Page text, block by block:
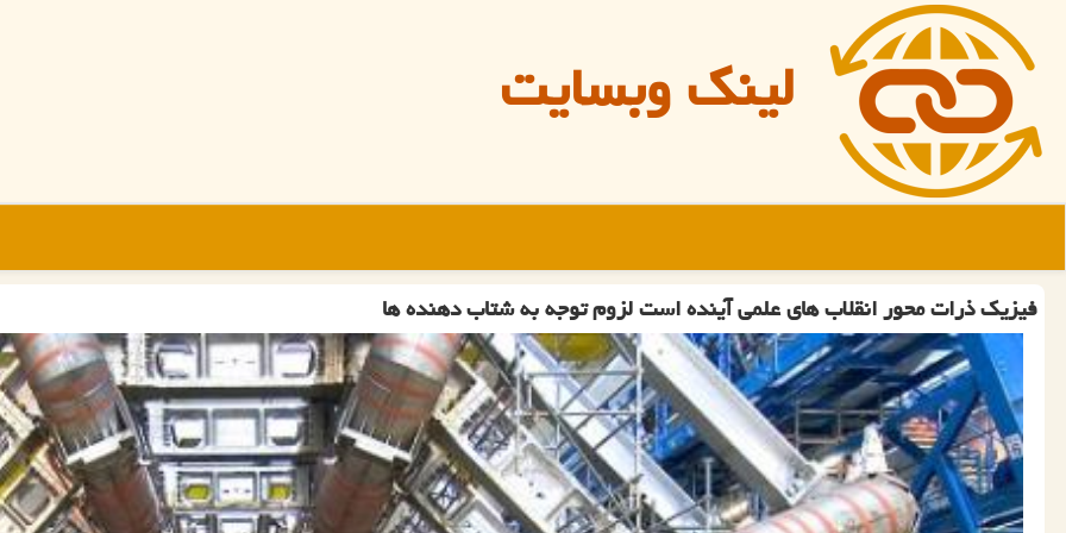
لینک وبسایت
فیزیک ذرات محور انقلاب های علمی آینده است لزوم توجه به شتاب دهنده ها